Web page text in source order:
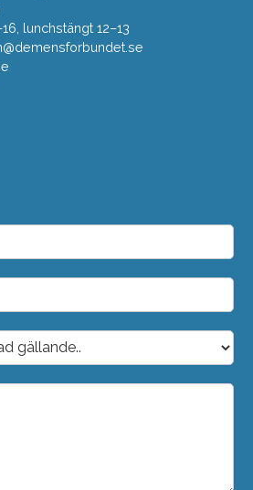
lunchstängt 12–13